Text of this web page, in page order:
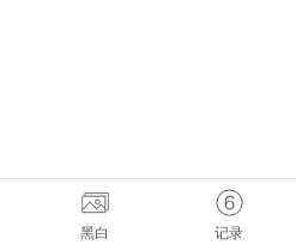
黑白 记录